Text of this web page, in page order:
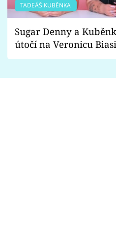
TADEÁŠ KUBĚNKA
Sugar Denny a
útočí na Veronicu
Proč je podle nich